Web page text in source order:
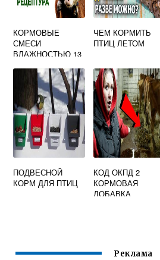
КОРМОВЫЕ
СМЕСИ
ВЛАЖНОСТЬЮ 13
ЧЕМ КОРМИТЬ
ПТИЦ ЛЕТОМ
ПОДВЕСНОЙ
КОРМ ДЛЯ ПТИЦ
КОД ОКПД 2
КОРМОВАЯ
ДОБАВКА
Реклама